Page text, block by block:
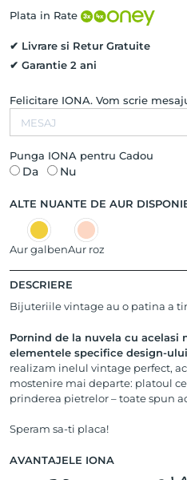
Natural
Safire
Naturale,
Alb
14K
Plata in Rate
✔ Livrare si Retur Gratuite
✔ Garantie 2 ani
Felicitare IONA. Vom scrie
Punga IONA pentru Cadou
Da Nu
ALTE NUANTE DE AUR
Aur galbenAur roz
DESCRIERE
Bijuteriile vintage au o patina a
Pornind de la nuvela cu acelasi
elementele specifice design-ului
realizam inelul vintage perfect,
mostenire mai departe: platoul
prinderea pietrelor – toate spun
Speram sa-ti placa!
AVANTAJELE IONA